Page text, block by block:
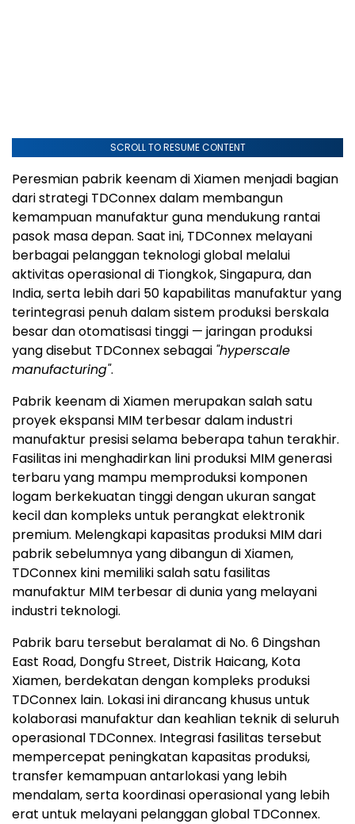
SCROLL TO RESUME CONTENT
Peresmian pabrik keenam di Xiamen menjadi bagian
dari strategi TDConnex dalam membangun
kemampuan manufaktur guna mendukung rantai
pasok masa depan. Saat ini, TDConnex melayani
berbagai pelanggan teknologi global melalui
aktivitas operasional di Tiongkok, Singapura, dan
India, serta lebih dari 50 kapabilitas manufaktur yang
terintegrasi penuh dalam sistem produksi berskala
besar dan otomatisasi tinggi — jaringan produksi
yang disebut TDConnex sebagai "hyperscale
manufacturing".
Pabrik keenam di Xiamen merupakan salah satu
proyek ekspansi MIM terbesar dalam industri
manufaktur presisi selama beberapa tahun terakhir.
Fasilitas ini menghadirkan lini produksi MIM generasi
terbaru yang mampu memproduksi komponen
logam berkekuatan tinggi dengan ukuran sangat
kecil dan kompleks untuk perangkat elektronik
premium. Melengkapi kapasitas produksi MIM dari
pabrik sebelumnya yang dibangun di Xiamen,
TDConnex kini memiliki salah satu fasilitas
manufaktur MIM terbesar di dunia yang melayani
industri teknologi.
Pabrik baru tersebut beralamat di No. 6 Dingshan
East Road, Dongfu Street, Distrik Haicang, Kota
Xiamen, berdekatan dengan kompleks produksi
TDConnex lain. Lokasi ini dirancang khusus untuk
kolaborasi manufaktur dan keahlian teknik di seluruh
operasional TDConnex. Integrasi fasilitas tersebut
mempercepat peningkatan kapasitas produksi,
transfer kemampuan antarlokasi yang lebih
mendalam, serta koordinasi operasional yang lebih
erat untuk melayani pelanggan global TDConnex.